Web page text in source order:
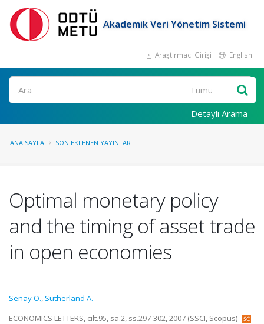
Akademik Veri Yönetim Sistemi
Araştırmacı Girişi English
Ara
Detaylı Arama
ANA SAYFA SON EKLENEN YAYINLAR
Optimal monetary policy
and the timing of asset trade
in open economies
Senay O., Sutherland A.
ECONOMICS LETTERS, cilt.95, sa.2, ss.297-302, 2007 (SSCI, Scopus)